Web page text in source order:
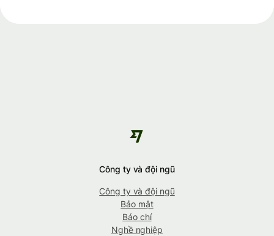
Công ty và đội ngũ
Công ty và đội ngũ
Bảo mật
Báo chí
Nghề nghiệp